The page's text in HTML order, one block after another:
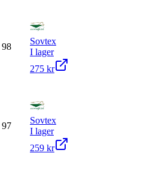
98
Sovtex
I lager
275 kr
97
Sovtex
I lager
259 kr